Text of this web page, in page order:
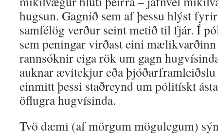
hugsun. Gagnið sem af þessu hlýst
samfélög verður seint metið til fjár. Í
sem peningar virðast eini
rannsóknir eiga rök um gagn
auknar ævitekjur eða
einmitt þessi staðreynd um pólitískt
öflugra hugvísinda.
Tvö dæmi (af mörgum mögulegum)